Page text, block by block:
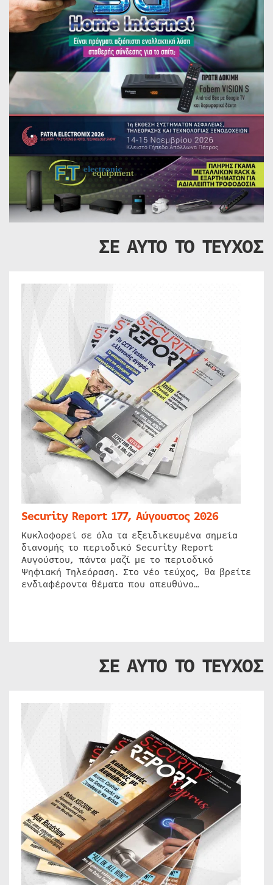
ΣΕ ΑΥΤΟ ΤΟ ΤΕΥΧΟΣ
Security Report 177, Αύγουστος 2026
Κυκλοφορεί σε όλα τα εξειδικευμένα σημεία
διανομής το περιοδικό Security Report
Αυγούστου, πάντα μαζί με το περιοδικό
Ψηφιακή Τηλεόραση. Στο νέο τεύχος, θα βρείτε
ενδιαφέροντα θέματα που απευθύνο…
ΣΕ ΑΥΤΟ ΤΟ ΤΕΥΧΟΣ